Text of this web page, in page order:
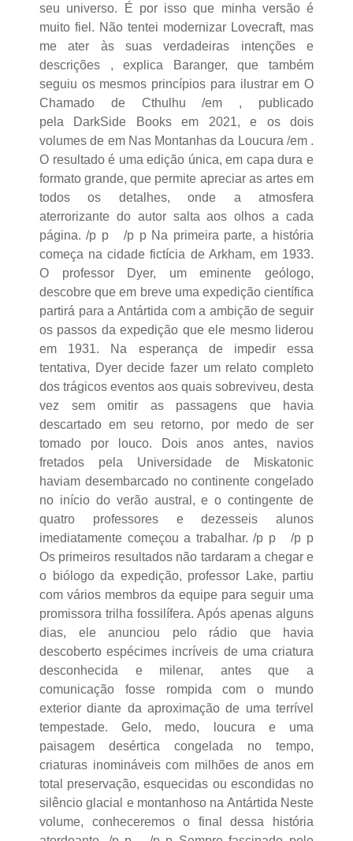
seu universo. É por isso que minha versão é
muito fiel. Não tentei modernizar Lovecraft, mas
me ater às suas verdadeiras intenções e
descrições , explica Baranger, que também
seguiu os mesmos princípios para ilustrar em O
Chamado de Cthulhu /em , publicado
pela DarkSide Books em 2021, e os dois
volumes de em Nas Montanhas da Loucura /em .
O resultado é uma edição única, em capa dura e
formato grande, que permite apreciar as artes em
todos os detalhes, onde a atmosfera
aterrorizante do autor salta aos olhos a cada
página. /p p /p p Na primeira parte, a história
começa na cidade fictícia de Arkham, em 1933.
O professor Dyer, um eminente geólogo,
descobre que em breve uma expedição científica
partirá para a Antártida com a ambição de seguir
os passos da expedição que ele mesmo liderou
em 1931. Na esperança de impedir essa
tentativa, Dyer decide fazer um relato completo
dos trágicos eventos aos quais sobreviveu, desta
vez sem omitir as passagens que havia
descartado em seu retorno, por medo de ser
tomado por louco. Dois anos antes, navios
fretados pela Universidade de Miskatonic
haviam desembarcado no continente congelado
no início do verão austral, e o contingente de
quatro professores e dezesseis alunos
imediatamente começou a trabalhar. /p p /p p
Os primeiros resultados não tardaram a chegar e
o biólogo da expedição, professor Lake, partiu
com vários membros da equipe para seguir uma
promissora trilha fossilífera. Após apenas alguns
dias, ele anunciou pelo rádio que havia
descoberto espécimes incríveis de uma criatura
desconhecida e milenar, antes que a
comunicação fosse rompida com o mundo
exterior diante da aproximação de uma terrível
tempestade. Gelo, medo, loucura e uma
paisagem desértica congelada no tempo,
criaturas inomináveis com milhões de anos em
total preservação, esquecidas ou escondidas no
silêncio glacial e montanhoso na Antártida Neste
volume, conheceremos o final dessa história